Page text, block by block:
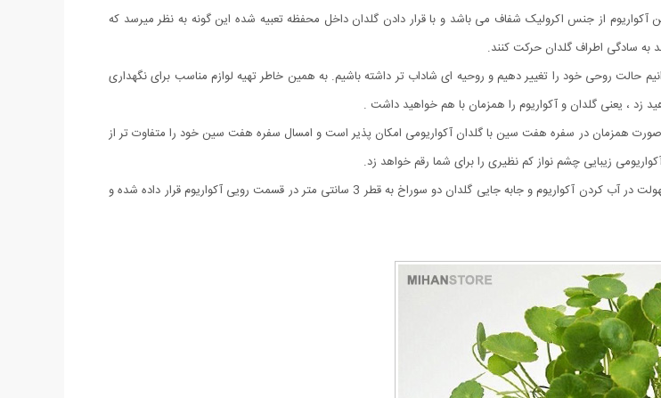
آکواریوم از جنس اکرولیک شفاف می باشد و با قرار دادن گلدان داخل محفظه تعبیه شده این گونه به نظر میرسد که
به سادگی اطراف گلدان حرکت کنند.
حالت روحی خود را تغییر دهیم و روحیه ای شاداب تر داشته باشیم. به همین خاطر تهیه لوازم مناسب برای نگهداری
زد ، یعنی گلدان و آکواریوم را همزمان با هم خواهید داشت .
همزمان در سفره هفت سین با گلدان آکواریومی امکان پذیر است و امسال سفره هفت سین خود را متفاوت تر از
زیبایی چشم نواز کم نظیری را برای شما رقم خواهد زد.
مقدار ظرفیت داخلی آکواریوم 3 لیتر و ابعاد کلی آن 15*15*15 سانتی متر است که برای سهولت در آب کردن آکواریوم و جابه جایی گلدان دو سوراخ به قطر 3 سانتی متر در قسمت رویی آکواریوم قرار داده شده و